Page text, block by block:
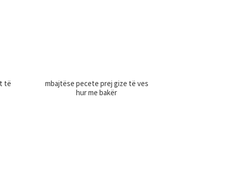
të
mbajtëse pecete prej gize të ves
hur me bakër